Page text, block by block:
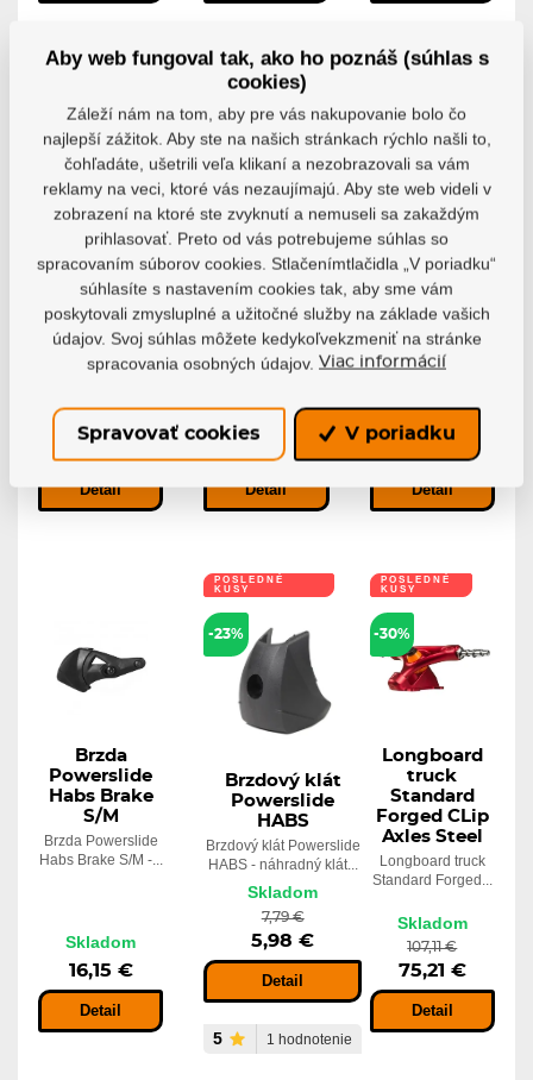
POSLEDNÉ
Brzdový klát
Powerslide
Nordic do
brzdy Calf
Classic
Brzdový klát
Powerslide...
13,56 €
9,27 €
Detail
Brzdový klát
Powerslide
Road
Hog/UBS
Brzdový klát
Powerslide Road...
Skladom
6,06 €
Detail
POSLEDNÉ
Longboard
Truck
Standard
Brechstange
Longboard Truck
Standard...
20,56 €
Detail
Brzda
Powerslide
Habs Brake
S/M
Brzda Powerslide
Habs Brake S/M -...
Skladom
16,15 €
Detail
POSLEDNÉ
KUSY
-23%
Brzdový klát
Powerslide
HABS
Brzdový klát Powerslide
HABS - náhradný klát...
Skladom
7,79 €
5,98 €
Detail
5 1 hodnotenie
POSLEDNÉ
KUSY
-30%
Longboard
truck
Standard
Forged CLip
Axles Steel
Longboard truck
Standard Forged...
Skladom
107,11 €
75,21 €
Detail
Aby web fungoval tak, ako ho poznáš (súhlas s
cookies)
Záleží nám na tom, aby pre vás nakupovanie bolo čo
najlepší zážitok. Aby ste na našich stránkach rýchlo našli to,
čohľadáte, ušetrili veľa klikaní a nezobrazovali sa vám
reklamy na veci, ktoré vás nezaujímajú. Aby ste web videli v
zobrazení na ktoré ste zvyknutí a nemuseli sa zakaždým
prihlasovať. Preto od vás potrebujeme súhlas so
spracovaním súborov cookies. Stlačenímtlačidla „V poriadku“
súhlasíte s nastavením cookies tak, aby sme vám
poskytovali zmysluplné a užitočné služby na základe vašich
údajov. Svoj súhlas môžete kedykoľvekzmeniť na stránke
spracovania osobných údajov. Viac informácií
Spravovať cookies V poriadku